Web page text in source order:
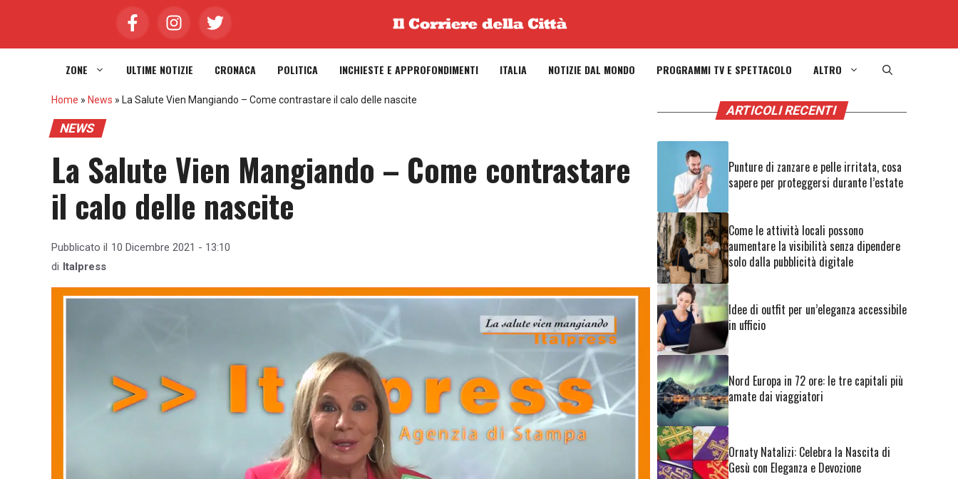
ZONE ULTIME NOTIZIE CRONACA POLITICA INCHIESTE E APPROFONDIMENTI ITALIA NOTIZIE DAL MONDO PROGRAMMI TV E SPETTACOLO ALTRO
Home » News » La Salute Vien Mangiando – Come contrastare il calo delle nascite
NEWS
La Salute Vien Mangiando – Come contrastare
il calo delle nascite
Pubblicato il 10 Dicembre 2021 - 13:10
di Italpress
ARTICOLI RECENTI
Punture di zanzare e pelle irritata, cosa
sapere per proteggersi durante l’estate
Come le attività locali possono
aumentare la visibilità senza dipendere
solo dalla pubblicità digitale
Idee di outfit per un’eleganza accessibile
in ufficio
Nord Europa in 72 ore: le tre capitali più
amate dai viaggiatori
Ornaty Natalizi: Celebra la Nascita di
Gesù con Eleganza e Devozione